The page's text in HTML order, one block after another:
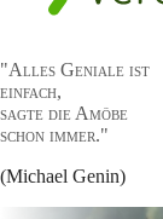
"Alles Geniale ist
einfach,
sagte die Amöbe
schon immer."
(Michael Genin)